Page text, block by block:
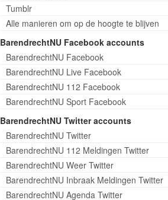
Tumblr
Alle manieren om op de hoogte te blijven
BarendrechtNU Facebook accounts
BarendrechtNU Facebook
BarendrechtNU Live Facebook
BarendrechtNU 112 Facebook
BarendrechtNU Sport Facebook
BarendrechtNU Twitter accounts
BarendrechtNU Twitter
BarendrechtNU 112 Meldingen Twitter
BarendrechtNU Weer Twitter
BarendrechtNU Inbraak Meldingen Twitter
BarendrechtNU Agenda Twitter